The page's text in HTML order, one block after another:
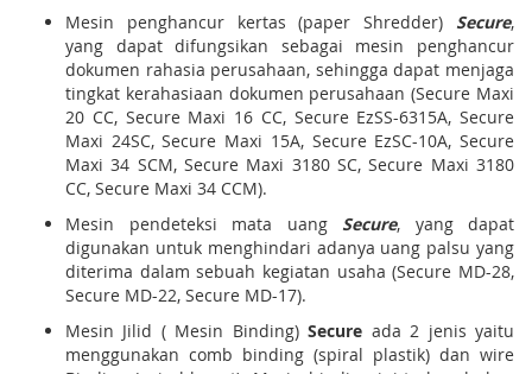
Mesin penghancur kertas (paper Shredder) Secure,
yang dapat difungsikan sebagai mesin penghancur
dokumen rahasia perusahaan, sehingga dapat menjaga
tingkat kerahasiaan dokumen perusahaan (Secure Maxi
20 CC, Secure Maxi 16 CC, Secure EzSS-6315A, Secure
Maxi 24SC, Secure Maxi 15A, Secure EzSC-10A, Secure
Maxi 34 SCM, Secure Maxi 3180 SC, Secure Maxi 3180
CC, Secure Maxi 34 CCM).
Mesin pendeteksi mata uang Secure, yang dapat
digunakan untuk menghindari adanya uang palsu yang
diterima dalam sebuah kegiatan usaha (Secure MD-28,
Secure MD-22, Secure MD-17).
Mesin Jilid ( Mesin Binding)Secure ada 2 jenis yaitu
menggunakan comb binding (spiral plastik) dan wire